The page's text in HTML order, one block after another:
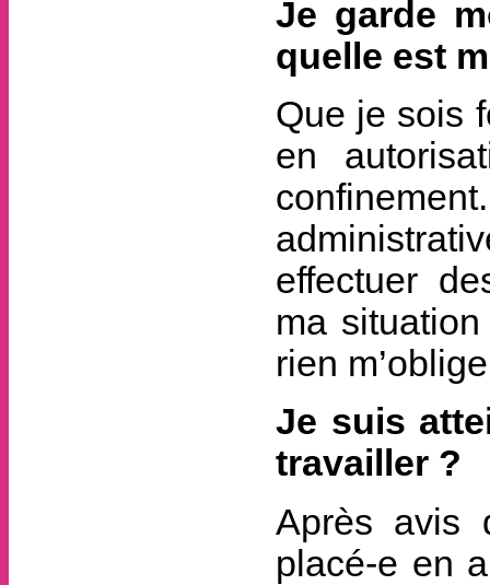
Je garde
quelle est
Que je sois
en
effectuer
ma
rien
Je suis
travailler ?
Après avis
placé-e en